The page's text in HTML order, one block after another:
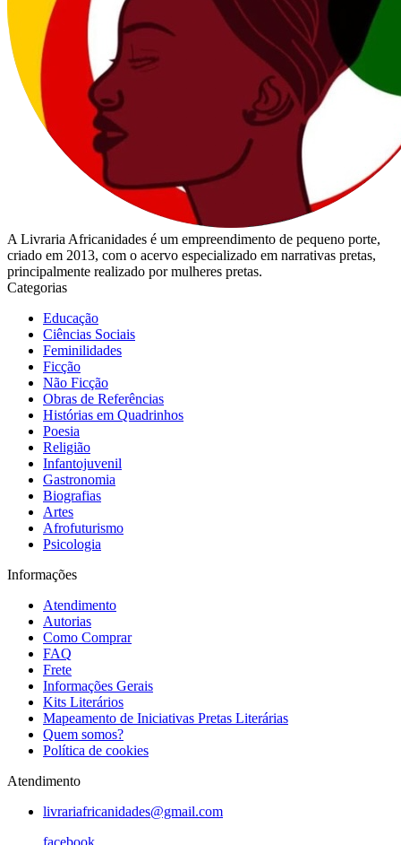
A Livraria Africanidades é um empreendimento de pequeno porte,
criado em 2013, com o acervo especializado em narrativas pretas,
principalmente realizado por mulheres pretas.
Categorias
Educação
Ciências Sociais
Feminilidades
Ficção
Não Ficção
Obras de Referências
Histórias em Quadrinhos
Poesia
Religião
Infantojuvenil
Gastronomia
Biografias
Artes
Afrofuturismo
Psicologia
Informações
Atendimento
Autorias
Como Comprar
FAQ
Frete
Informações Gerais
Kits Literários
Mapeamento de Iniciativas Pretas Literárias
Quem somos?
Política de cookies
Atendimento
livrariafricanidades@gmail.com
facebook